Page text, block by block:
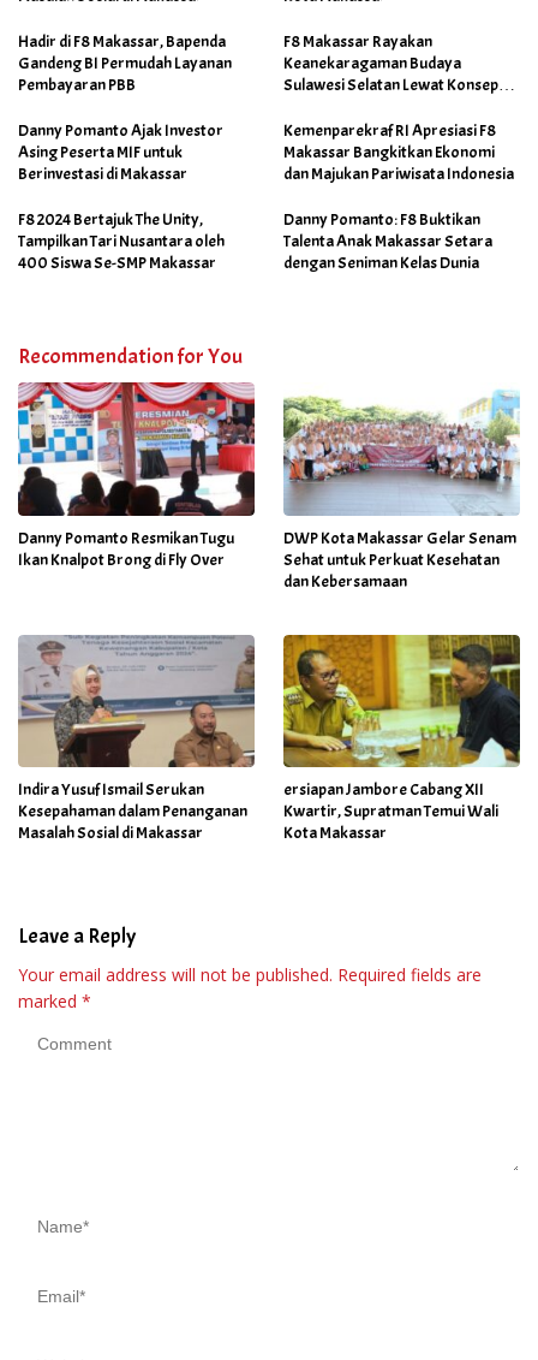
Hadir di F8 Makassar, Bapenda
Gandeng BI Permudah Layanan
Pembayaran PBB
F8 Makassar Rayakan
Keanekaragaman Budaya
Sulawesi Selatan Lewat Konsep
Danny Pomanto Ajak Investor
Asing Peserta MIF untuk
Berinvestasi di Makassar
Kemenparekraf RI Apresiasi F8
Makassar Bangkitkan Ekonomi
dan Majukan Pariwisata Indonesia
F8 2024 Bertajuk The Unity,
Tampilkan Tari Nusantara oleh
400 Siswa Se-SMP Makassar
Danny Pomanto: F8 Buktikan
Talenta Anak Makassar Setara
dengan Seniman Kelas Dunia
Recommendation for You
Danny Pomanto Resmikan Tugu
Ikan Knalpot Brong di Fly Over
DWP Kota Makassar Gelar Senam
Sehat untuk Perkuat Kesehatan
dan Kebersamaan
Indira Yusuf Ismail Serukan
Kesepahaman dalam Penanganan
Masalah Sosial di Makassar
ersiapan Jambore Cabang XII
Kwartir, Supratman Temui Wali
Kota Makassar
Leave a Reply
Your email address will not be published. Required fields are
marked *